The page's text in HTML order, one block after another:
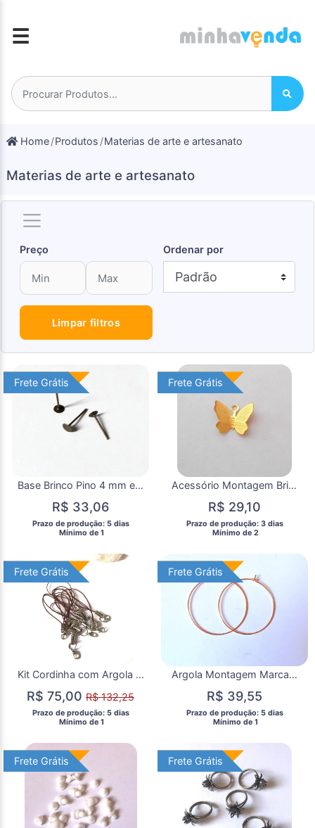
☰
Home Produtos Materias de arte e artesanato
Materias de arte e artesanato
Preço Ordenar por
Limpar filtros
Frete Grátis
Frete Grátis
Base Brinco Pino 4 mm em Metal Bronze com 25 Pares
R$ 33,06
Prazo de produção: 5 dias
  Mínimo de 1
Frete Grátis
Frete Grátis
Acessório Montagem Brinco, Colar, Borboletas -20 Unidades
R$ 29,10
Prazo de produção: 3 dias
  Mínimo de 2
Frete Grátis
Frete Grátis
Kit Cordinha com Argola Double Loop e Fecho Celular com 50
R$ 75,00 R$ 132,25
Prazo de produção: 5 dias
  Mínimo de 1
Frete Grátis
Frete Grátis
Argola Montagem Marcador de Taças 12 Argolas Dourada 3 cm
R$ 39,55
Prazo de produção: 5 dias
  Mínimo de 1
Frete Grátis
Frete Grátis Frete Grátis
Frete Grátis